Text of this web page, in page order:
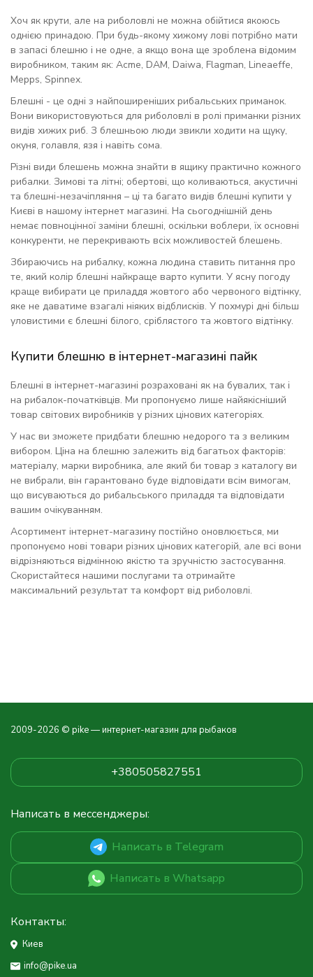
Хоч як крути, але на риболовлі не можна обійтися якоюсь
однією принадою. При будь-якому хижому лові потрібно мати
в запасі блешню і не одне, а якщо вона ще зроблена відомим
виробником, таким як: Acme, DAM, Daiwa, Flagman, Lineaeffe,
Mepps, Spinnex.
Блешні - це одні з найпоширеніших рибальських приманок.
Вони використовуються для риболовлі в ролі приманки різних
видів хижих риб. З блешньою люди звикли ходити на щуку,
окуня, голавля, язя і навіть сома.
Різні види блешень можна знайти в ящику практично кожного
рибалки. Зимові та літні; обертові, що коливаються, акустичні
та блешні-незачіпляння – ці та багато видів блешні купити у
Києві в нашому інтернет магазині. На сьогоднішній день
немає повноцінної заміни блешні, оскільки воблери, їх основні
конкуренти, не перекривають всіх можливостей блешень.
Збираючись на рибалку, кожна людина ставить питання про
те, який колір блешні найкраще варто купити. У ясну погоду
краще вибирати це приладдя жовтого або червоного відтінку,
яке не даватиме взагалі ніяких відблисків. У похмурі дні більш
уловистими є блешні білого, сріблястого та жовтого відтінку.
Купити блешню в інтернет-магазині пайк
Блешні в інтернет-магазині розраховані як на бувалих, так і
на рибалок-початківців. Ми пропонуємо лише найякісніший
товар світових виробників у різних цінових категоріях.
У нас ви зможете придбати блешню недорого та з великим
вибором. Ціна на блешню залежить від багатьох факторів:
матеріалу, марки виробника, але який би товар з каталогу ви
не вибрали, він гарантовано буде відповідати всім вимогам,
що висуваються до рибальського приладдя та відповідати
вашим очікуванням.
Асортимент інтернет-магазину постійно оновлюється, ми
пропонуємо нові товари різних цінових категорій, але всі вони
відрізняються відмінною якістю та зручністю застосування.
Скористайтеся нашими послугами та отримайте
максимальний результат та комфорт від риболовлі.
2009-2026 © pike — интернет-магазин для рыбаков
+380505827551
Написать в мессенджеры:
Написать в Telegram
Написать в Whatsapp
Контакты:
Киев
info@pike.ua